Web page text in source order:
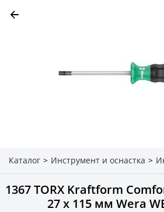
Каталог > Инструмент и оснастка >
1367 TORX Kraftform
27 x 115 мм Wera